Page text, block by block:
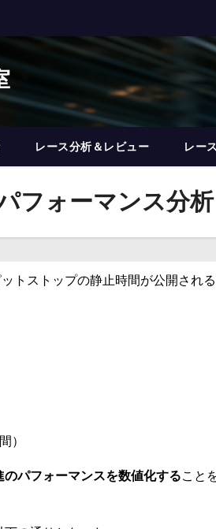
レース分析＆レビュー レー
フォーマンス分析
トストップの静止時間が公開され
）
パフォーマンスを数値化すること